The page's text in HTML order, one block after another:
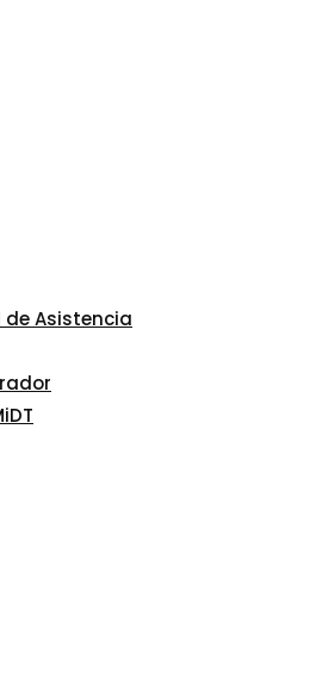
Asistencia